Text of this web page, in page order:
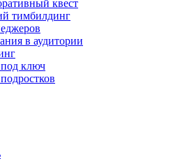
квест
тимбилдинг
в аудитории
ключ